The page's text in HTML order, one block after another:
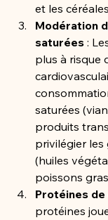
et les
Modération
saturées :
plus à risque
saturées
produits
privilégier les
(huiles
poissons
Protéines de
protéines